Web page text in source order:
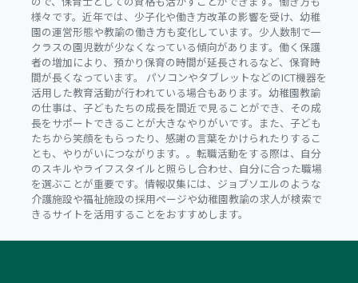
様々です。近年では、少子化や働き方改革の影響を受け、幼稚
園の運営形態や教諭の働き方も変化しています。少人数制で一
クラスの園児数が少なくなっている傾向があります。働く保護
者の増加により、預かり保育の時間が延長されるなど、保育時
間が長くなっています。 パソコンやタブレットなどのICT機器を
活用した教育活動が行われている場合もあります。幼稚園教諭
の仕事は、子どもたちの成長を間近で見ることができ、その成
長をサポートできることが大きなやりがいです。また、子ども
たちから笑顔をもらったり、感謝の言葉をかけられたりするこ
とも、やりがいにつながります。。転職活動をする際は、自分
のスキルやライフスタイルと照らし合わせ、自分に合った職場
を選ぶことが重要です。情報収集には、ジョブソエルのような
介護施設や福祉施設の採用ページや幼稚園教諭の求人が検索で
きるサイトを活用することをおすすめします。